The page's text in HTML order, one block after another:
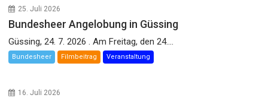
25. Juli 2026
Bundesheer Angelobung in Güssing
Güssing, 24. 7. 2026 . Am Freitag, den 24....
Bundesheer Filmbeitrag Veranstaltung
16. Juli 2026